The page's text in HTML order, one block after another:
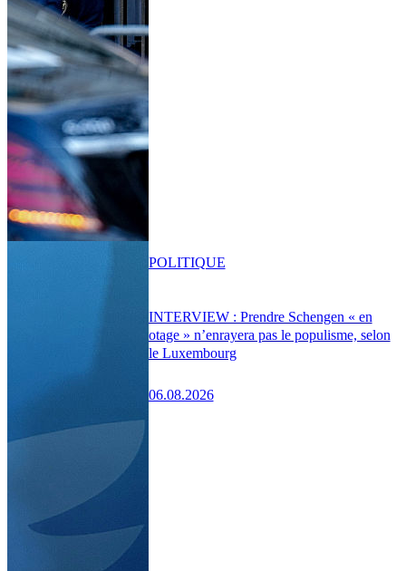
INTERVIEW : Prendre Schengen « en
otage » n’enrayera pas le populisme, selon
le Luxembourg
06.08.2026
POLITIQUE